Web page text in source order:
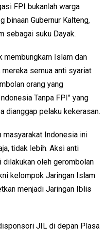
FPI bukanlah warga
binaan Gubernur Kalteng,
sebagai suku Dayak.
membungkam Islam dan
mereka semua anti syariat
orang yang
Tanpa FPI" yang
dianggap pelaku kekerasan.
masyarakat Indonesia ini
tidak lebih. Aksi anti
oleh gerombolan
kelompok Jaringan Islam
menjadi Jaringan Iblis
JIL di depan Plasa